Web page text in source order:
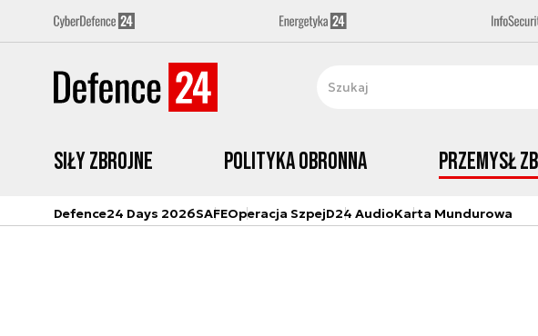
Siły zbrojne Polityka obronna Przemysł
Defence24 Days 2026SAFEOperacja SzpejD24 AudioKarta Mundurowa